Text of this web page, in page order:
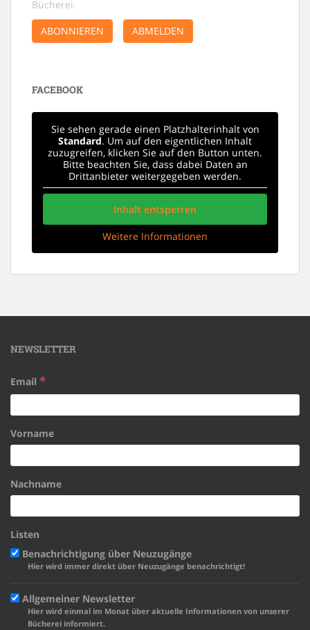
Bücherei.
ABONNIEREN
ABMELDEN
FACEBOOK
Sie sehen gerade einen Platzhalterinhalt von
Standard. Um auf den eigentlichen Inhalt
zuzugreifen, klicken Sie auf den Button unten.
Bitte beachten Sie, dass dabei Daten an
Drittanbieter weitergegeben werden.
Inhalt entsperren
Weitere Informationen
NEWSLETTER
Email *
Vorname
Nachname
Listen
Benachrichtigung über Neuzugänge
Hier wird immer direkt über Neuzugänge benachrichtigt!
Allgemeiner Newsletter
Hier wird einmal im Monat über aktuelle Informationen von unserer
Bücherei informiert.